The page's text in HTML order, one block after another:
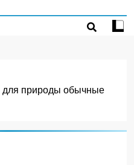
природы обычные